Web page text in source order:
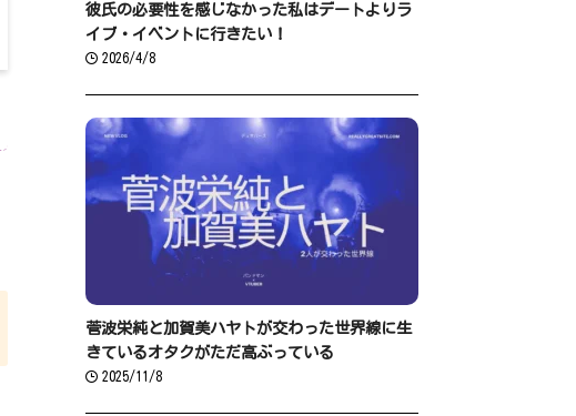
彼氏の必要性を感じなかった私はデートよりラ
イブ・イベントに行きたい！
2026/4/8
菅波栄純と加賀美ハヤトが交わった世界線に生
きているオタクがただ高ぶっている
2025/11/8